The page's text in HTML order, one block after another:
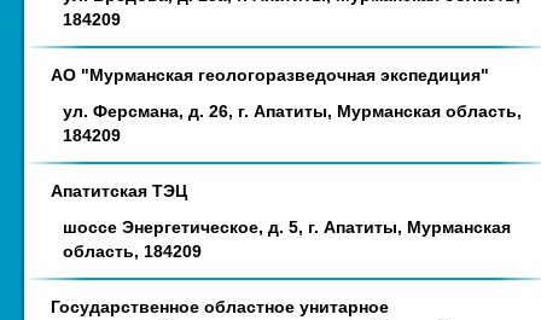
184209
АО "Мурманская геологоразведочная экспедиция"
ул. Ферсмана, д. 26, г. Апатиты, Мурманская область,
184209
Апатитская ТЭЦ
шоссе Энергетическое, д. 5, г. Апатиты, Мурманская
область, 184209
Государственное областное унитарное